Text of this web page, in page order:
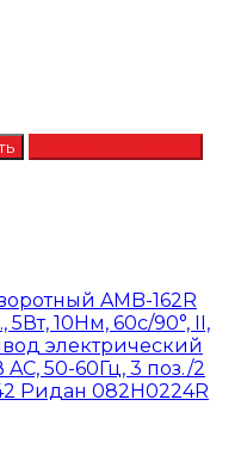
AMB-162R
5Вт, 10Нм, 60с/90°, II,
электрический
50-60Гц, 3 поз./2
Ридан 082H0224R